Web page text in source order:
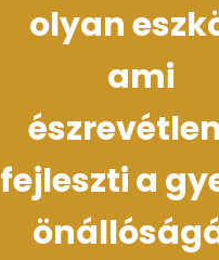
olyan
ami
fejleszti a